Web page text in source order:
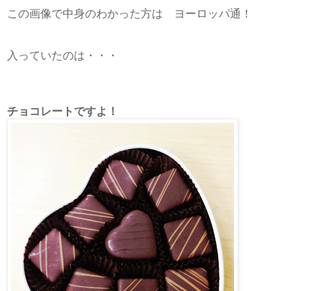
この画像で中身のわかった方は ヨーロッパ通！
入っていたのは・・・
チョコレートですよ！